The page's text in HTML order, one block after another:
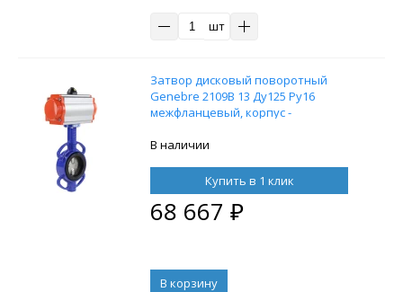
шт
Затвор дисковый поворотный
Genebre 2109В 13 Ду125 Ру16
межфланцевый, корпус -
сталь, уплотнение NBR, с
двойного действия
В наличии
Купить в 1 клик
68 667 ₽
В корзину